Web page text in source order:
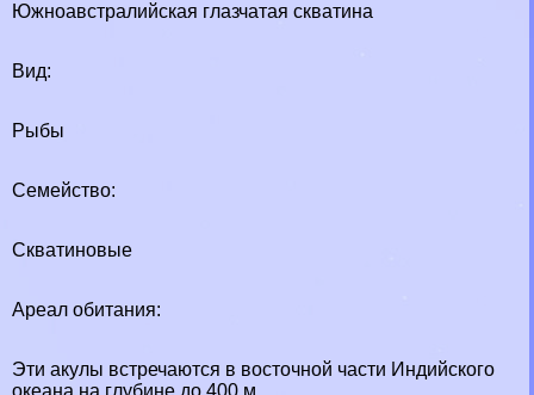
Южноавстралийская глазчатая скватина
Вид:
Рыбы
Семейство:
Скватиновые
Ареал обитания:
Эти акулы встречаются в восточной части Индийского